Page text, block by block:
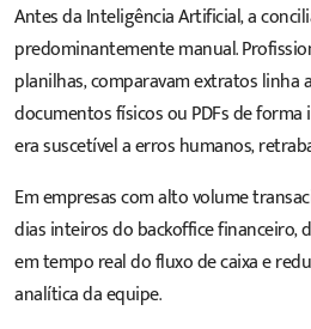
Antes da Inteligência Artificial, a
predominantemente manual.
planilhas, comparavam extratos linha
documentos físicos ou PDFs de forma
era suscetível a erros humanos,
Em empresas com alto volume
dias inteiros do backoffice financeiro,
em tempo real do fluxo de caixa e
analítica da equipe.